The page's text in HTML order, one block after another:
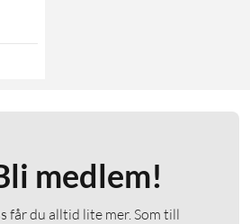
medlem!
får du alltid lite mer. Som till